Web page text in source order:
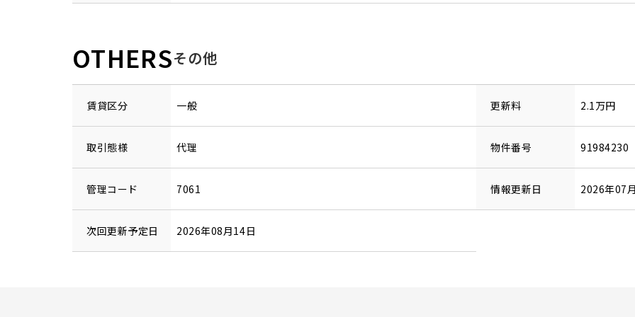
OTHERSその他
賃貸区分 一般 更新料 2.1万円
取引態様 代理 物件番号 91984230
管理コード 7061 情報更新日 2026年07
次回更新予定日 2026年08月14日